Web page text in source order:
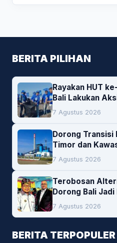
BERITA PILIHAN
Rayakan HUT
Bali Lakukan
Lingkungan
7 Agustus 2026
Dorong Transisi
Timor dan
Peluang
Cofiring PLTU
7 Agustus 2026
Terobosan
Dorong Bali
Pembiayaan
7 Agustus 2026
BERITA TERPOPULER